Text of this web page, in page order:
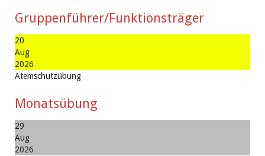
Gruppenführer/Funktionsträger
20
Aug
2026
Atemschutzübung
Monatsübung
29
Aug
2026